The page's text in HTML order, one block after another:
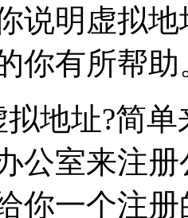
说明虚拟
你有所帮助
地址?简
公室来注
你一个注